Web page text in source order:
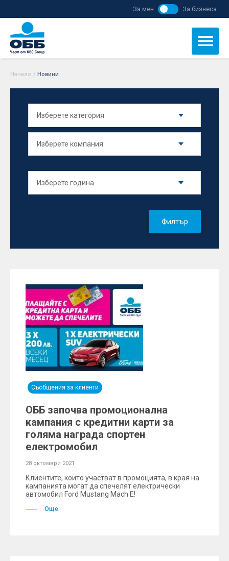
За мен За бизнеса
Начало / Новини
Филтър
Съобщения за клиенти
ОББ започва промоционална
кампания с кредитни карти за
голяма награда спортен
електромобил
28 октомври 2021
Клиентите, които участват в промоцията, в края на
кампанията могат да спечелят електрически
автомобил Ford Mustang Mach E!
Още